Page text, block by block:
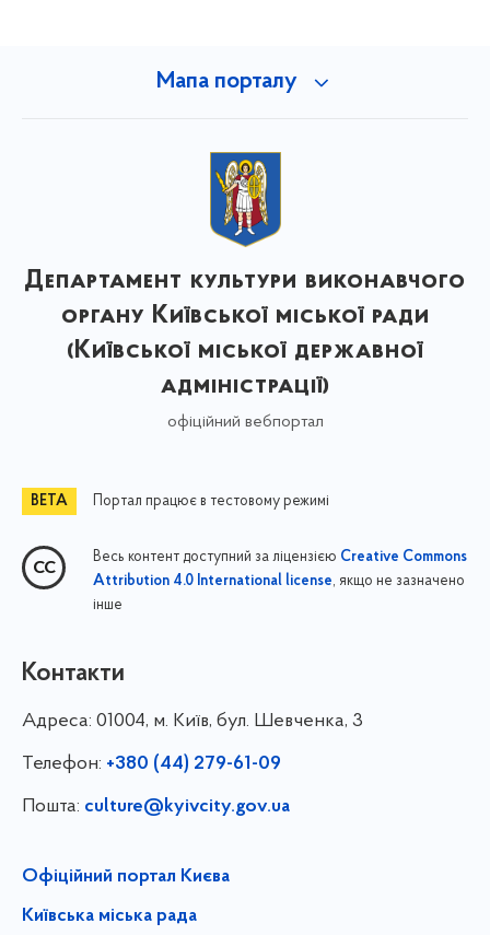
Мапа порталу
Департамент культури виконавчого
органу Київської міської ради
(Київської міської державної
адміністрації)
офіційний вебпортал
Портал працює в тестовому режимі
Весь контент доступний за ліцензією Creative Commons
Attribution 4.0 International license, якщо не зазначено
інше
Контакти
Адреса: 01004, м. Київ, бул. Шевченка, 3
Телефон: +380 (44) 279-61-09
Пошта: culture@kyivcity.gov.ua
Офіційний портал Києва
Київська міська рада